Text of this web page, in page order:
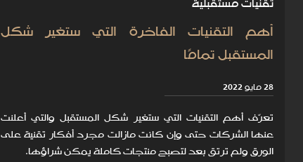
أهم التقنيات الفاخرة التي ستغير شكل
المستقبل تمامًا
28 مايو 2022
تعرّف أهم التقنيات التي ستغير شكل المستقبل والتي أعلنت
عنها الشركات حتى وإن كانت مازالت مجرد أفكار تقنية على
الورق ولم ترتق بعد لتصبح منتجات كاملة يمكن شراؤها.